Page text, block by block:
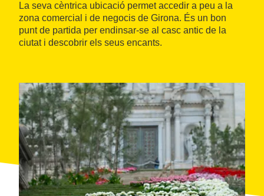
La seva cèntrica ubicació permet accedir a peu a la
zona comercial i de negocis de Girona. És un bon
punt de partida per endinsar-se al casc antic de la
ciutat i descobrir els seus encants.